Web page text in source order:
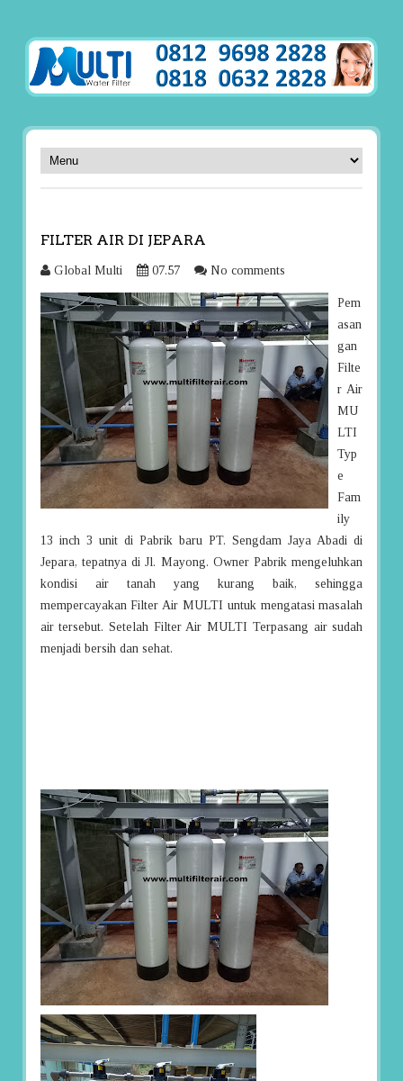
FILTER AIR DI JEPARA
Global Multi 07.57 No comments
Pem
asan
gan
Filte
r Air
MU
LTI
Typ
e
Fam
ily
13 inch 3 unit di Pabrik baru PT. Sengdam Jaya Abadi di
Jepara, tepatnya di Jl. Mayong. Owner Pabrik mengeluhkan
kondisi air tanah yang kurang baik, sehingga
mempercayakan Filter Air MULTI untuk mengatasi masalah
air tersebut. Setelah Filter Air MULTI Terpasang air sudah
menjadi bersih dan sehat.